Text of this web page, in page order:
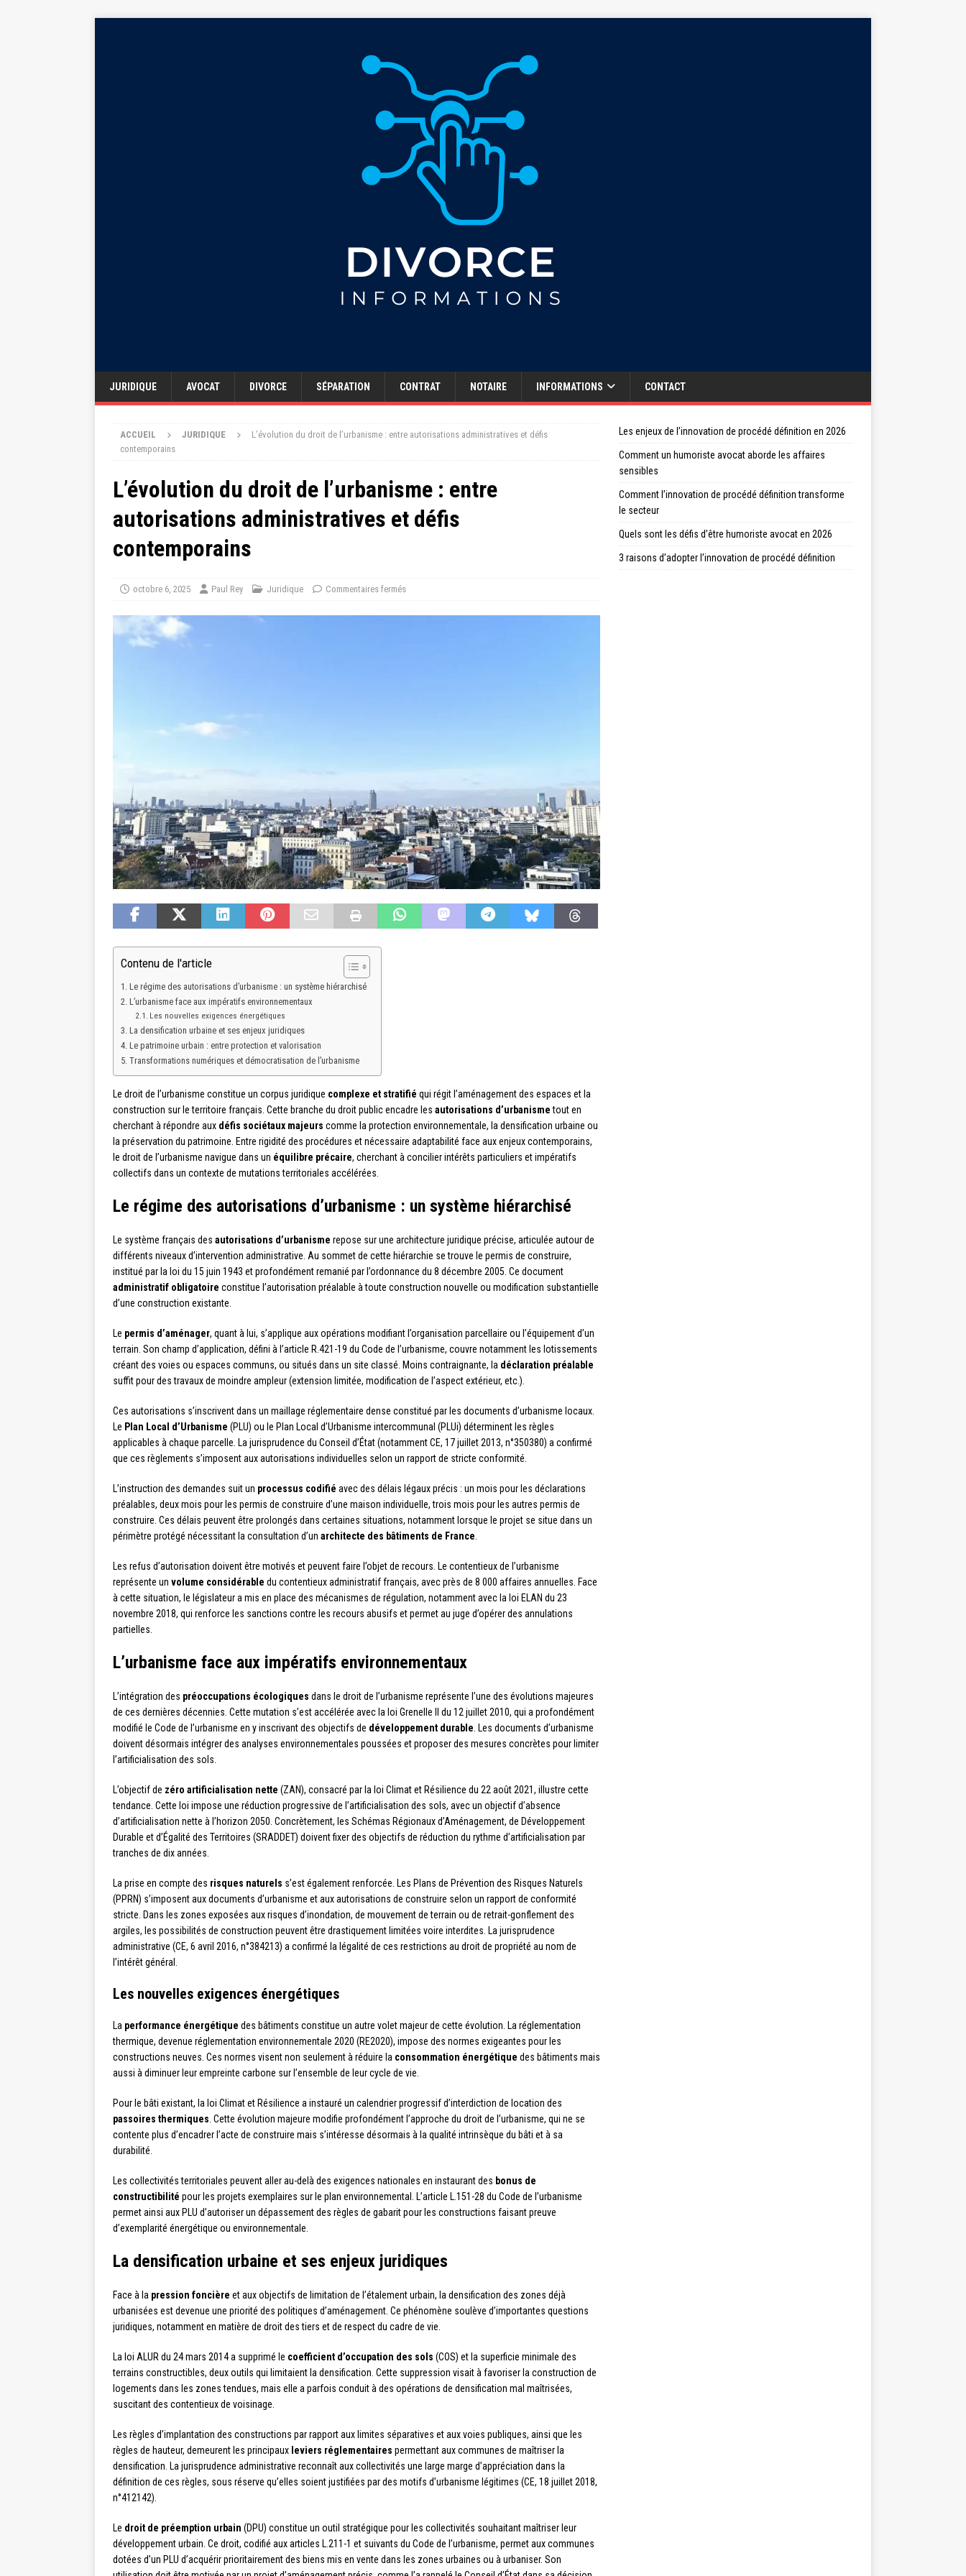
JURIDIQUE AVOCAT DIVORCE SÉPARATION CONTRAT NOTAIRE INFORMATIONS CONTACT
ACCUEIL JURIDIQUE
L’évolution du droit de l’urbanisme : entre autorisations administratives et défis
contemporains
L’évolution du droit de l’urbanisme : entre
autorisations administratives et défis
contemporains
octobre 6, 2025 Paul Rey Juridique Commentaires fermés
Contenu de l'article
Le régime des autorisations d’urbanisme : un système hiérarchisé
L’urbanisme face aux impératifs environnementaux
Les nouvelles exigences énergétiques
La densification urbaine et ses enjeux juridiques
Le patrimoine urbain : entre protection et valorisation
Transformations numériques et démocratisation de l’urbanisme
Le droit de l’urbanisme constitue un corpus juridique complexe et stratifié qui régit l’aménagement des espaces et la
construction sur le territoire français. Cette branche du droit public encadre les autorisations d’urbanismetout en
cherchant à répondre aux défis sociétaux majeurs comme la protection environnementale, la densification urbaine ou
la préservation du patrimoine. Entre rigidité des procédures et nécessaire adaptabilité face aux enjeux contemporains,
le droit de l’urbanisme navigue dans un équilibre précaire, cherchant à concilier intérêts particuliers et impératifs
collectifs dans un contexte de mutations territoriales accélérées.
Le régime des autorisations d’urbanisme : un système hiérarchisé
Le système français des autorisations d’urbanisme repose sur une architecture juridique précise, articulée autour de
différents niveaux d’intervention administrative. Au sommet de cette hiérarchie se trouve le permis de construire,
institué par la loi du 15 juin 1943 et profondément remanié par l’ordonnance du 8 décembre 2005. Ce document
administratif obligatoire constitue l’autorisation préalable à toute construction nouvelle ou modification substantielle
d’une construction existante.
Le permis d’aménager, quant à lui, s’applique aux opérations modifiant l’organisation parcellaire ou l’équipement d’un
terrain. Son champ d’application, défini à l’article R.421-19 du Code de l’urbanisme, couvre notamment les lotissements
créant des voies ou espaces communs, ou situés dans un site classé. Moins contraignante, la déclaration préalable
suffit pour des travaux de moindre ampleur (extension limitée, modification de l’aspect extérieur, etc.).
Ces autorisations s’inscrivent dans un maillage réglementaire dense constitué par les documents d’urbanisme locaux.
Le Plan Local d’Urbanisme (PLU) ou le Plan Local d’Urbanisme intercommunal (PLUi) déterminent les règles
applicables à chaque parcelle. La jurisprudence du Conseil d’État (notamment CE, 17 juillet 2013, n°350380) a confirmé
que ces règlements s’imposent aux autorisations individuelles selon un rapport de stricte conformité.
L’instruction des demandes suit un processus codifié avec des délais légaux précis : un mois pour les déclarations
préalables, deux mois pour les permis de construire d’une maison individuelle, trois mois pour les autres permis de
construire. Ces délais peuvent être prolongés dans certaines situations, notamment lorsque le projet se situe dans un
périmètre protégé nécessitant la consultation d’un architecte des bâtiments de France
Les refus d’autorisation doivent être motivés et peuvent faire l’objet de recours. Le contentieux de l’urbanisme
représente un volume considérable du contentieux administratif français, avec près de 8 000 affaires annuelles. Face
à cette situation, le législateur a mis en place des mécanismes de régulation, notamment avec la loi ELAN du 23
novembre 2018, qui renforce les sanctions contre les recours abusifs et permet au juge d’opérer des annulations
partielles.
L’urbanisme face aux impératifs environnementaux
L’intégration des préoccupations écologiques dans le droit de l’urbanisme représente l’une des évolutions majeures
de ces dernières décennies. Cette mutation s’est accélérée avec la loi Grenelle II du 12 juillet 2010, qui a profondément
modifié le Code de l’urbanisme en y inscrivant des objectifs de développement durable . Les documents d’urbanisme
doivent désormais intégrer des analyses environnementales poussées et proposer des mesures concrètes pour limiter
l’artificialisation des sols.
L’objectif de zéro artificialisation nette (ZAN), consacré par la loi Climat et Résilience du 22 août 2021, illustre cette
tendance. Cette loi impose une réduction progressive de l’artificialisation des sols, avec un objectif d’absence
d’artificialisation nette à l’horizon 2050. Concrètement, les Schémas Régionaux d’Aménagement, de Développement
Durable et d’Égalité des Territoires (SRADDET) doivent fixer des objectifs de réduction du rythme d’artificialisation par
tranches de dix années.
La prise en compte des risques naturels s’est également renforcée. Les Plans de Prévention des Risques Naturels
(PPRN) s’imposent aux documents d’urbanisme et aux autorisations de construire selon un rapport de conformité
stricte. Dans les zones exposées aux risques d’inondation, de mouvement de terrain ou de retrait-gonflement des
argiles, les possibilités de construction peuvent être drastiquement limitées voire interdites. La jurisprudence
administrative (CE, 6 avril 2016, n°384213) a confirmé la légalité de ces restrictions au droit de propriété au nom de
l’intérêt général.
Les nouvelles exigences énergétiques
La performance énergétique des bâtiments constitue un autre volet majeur de cette évolution. La réglementation
thermique, devenue réglementation environnementale 2020 (RE2020), impose des normes exigeantes pour les
constructions neuves. Ces normes visent non seulement à réduire la consommation énergétique des bâtiments mais
aussi à diminuer leur empreinte carbone sur l’ensemble de leur cycle de vie.
Pour le bâti existant, la loi Climat et Résilience a instauré un calendrier progressif d’interdiction de location des
passoires thermiques . Cette évolution majeure modifie profondément l’approche du droit de l’urbanisme, qui ne se
contente plus d’encadrer l’acte de construire mais s’intéresse désormais à la qualité intrinsèque du bâti et à sa
durabilité.
Les collectivités territoriales peuvent aller au-delà des exigences nationales en instaurant des bonus de
constructibilité pour les projets exemplaires sur le plan environnemental. L’article L.151-28 du Code de l’urbanisme
permet ainsi aux PLU d’autoriser un dépassement des règles de gabarit pour les constructions faisant preuve
d’exemplarité énergétique ou environnementale.
La densification urbaine et ses enjeux juridiques
Face à la pression foncière et aux objectifs de limitation de l’étalement urbain, la densification des zones déjà
urbanisées est devenue une priorité des politiques d’aménagement. Ce phénomène soulève d’importantes questions
juridiques, notamment en matière de droit des tiers et de respect du cadre de vie.
La loi ALUR du 24 mars 2014 a supprimé le coefficient d’occupation des sols (COS) et la superficie minimale des
terrains constructibles, deux outils qui limitaient la densification. Cette suppression visait à favoriser la construction de
logements dans les zones tendues, mais elle a parfois conduit à des opérations de densification mal maîtrisées,
suscitant des contentieux de voisinage.
Les règles d’implantation des constructions par rapport aux limites séparatives et aux voies publiques, ainsi que les
règles de hauteur, demeurent les principaux leviers réglementaires permettant aux communes de maîtriser la
densification. La jurisprudence administrative reconnaît aux collectivités une large marge d’appréciation dans la
définition de ces règles, sous réserve qu’elles soient justifiées par des motifs d’urbanisme légitimes (CE, 18 juillet 2018,
n°412142).
Le droit de préemption urbain (DPU) constitue un outil stratégique pour les collectivités souhaitant maîtriser leur
développement urbain. Ce droit, codifié aux articles L.211-1 et suivants du Code de l’urbanisme, permet aux communes
dotées d’un PLU d’acquérir prioritairement des biens mis en vente dans les zones urbaines ou à urbaniser. Son
Les enjeux de l’innovation de procédé définition en 2026
Comment un humoriste avocat aborde les affaires
sensibles
Comment l’innovation de procédé définition transforme
le secteur
Quels sont les défis d’être humoriste avocat en 2026
3 raisons d’adopter l’innovation de procédé définition